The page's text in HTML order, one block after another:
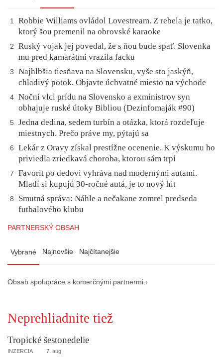
1
Robbie Williams ovládol Lovestream. Z rebela je tatko,
ktorý šou premenil na obrovské karaoke
2
Ruský vojak jej povedal, že s ňou bude spať. Slovenka
mu pred kamarátmi vrazila facku
3
Najhlbšia tiesňava na Slovensku, vyše sto jaskýň,
chladivý potok. Objavte úchvatné miesto na východe
4 Noční vlci prídu na Slovensko a exministrov syn
obhajuje ruské útoky Bibliou (Dezinfomaják #90)
5
Jedna dedina, sedem turbín a otázka, ktorá rozdeľuje
miestnych. Prečo práve my, pýtajú sa
6
Lekár z Oravy získal prestížne ocenenie. K výskumu ho
priviedla zriedkavá choroba, ktorou sám trpí
7
Favorit po dedovi vyhráva nad modernými autami.
Mladí si kupujú 30-ročné autá, je to nový hit
8
Smutná správa: Náhle a nečakane zomrel predseda
futbalového klubu
PARTNERSKÝ OBSAH
Vybrané Najnovšie Najčítanejšie
Obsah spolupráce s komerčnými partnermi ›
Neprehliadnite tiež
Tropické šestonedelie
INZERCIA 7. aug